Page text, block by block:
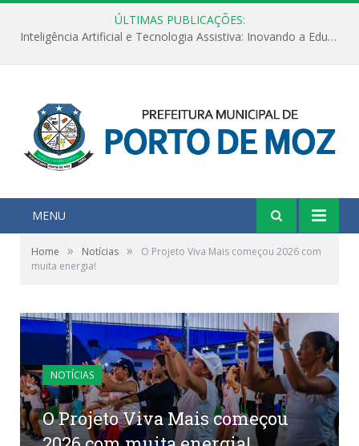
ÚLTIMAS PUBLICAÇÕES:
Inteligência Artificial e Tecnologia Assistiva: Inovando a Educação Especial e Inclusiva
MENU
Home » Notícias »
O Projeto Viva Mais começou 2026 com
muita energia!
NOTÍCIAS
O Projeto Viva Mais começou